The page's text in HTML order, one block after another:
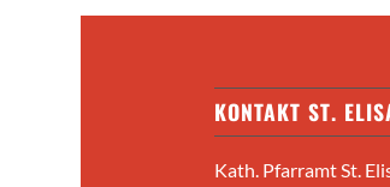
KONTAKT ST.
Kath. Pfarramt St.